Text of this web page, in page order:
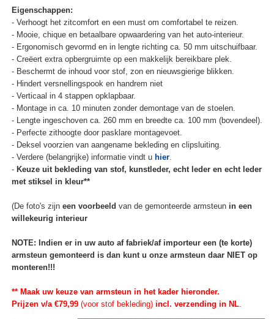
Eigenschappen:
- Verhoogt het zitcomfort en een must om comfortabel te reizen.
- Mooie, chique en betaalbare opwaardering van het auto-interieur.
- Ergonomisch gevormd en in lengte richting ca. 50 mm uitschuifbaar.
- Creëert extra opbergruimte op een makkelijk bereikbare plek.
- Beschermt de inhoud voor stof, zon en nieuwsgierige blikken.
- Hindert versnellingspook en handrem niet
- Verticaal in 4 stappen opklapbaar.
- Montage in ca. 10 minuten zonder demontage van de stoelen.
- Lengte ingeschoven ca. 260 mm en breedte ca. 100 mm (bovendeel).
- Perfecte zithoogte door pasklare montagevoet.
- Deksel voorzien van aangename bekleding en clipsluiting.
- Verdere (belangrijke) informatie vindt u hier.
- Keuze uit bekleding van stof, kunstleder, echt leder en echt leder
met stiksel in kleur**
(De foto's zijn een voorbeeld van de gemonteerde armsteun in een
willekeurig interieur
NOTE: Indien er in uw auto af fabriek/af importeur een (te korte)
armsteun gemonteerd is dan kunt u onze armsteun daar NIET op
monteren!!!
** Maak uw keuze van armsteun in het kader hieronder.
Prijzen v/a €79,99(voor stof bekleding)incl. verzending in NL.